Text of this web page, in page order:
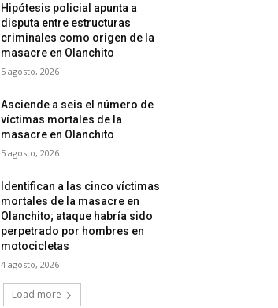
Hipótesis policial apunta a
disputa entre estructuras
criminales como origen de la
masacre en Olanchito
5 agosto, 2026
Asciende a seis el número de
víctimas mortales de la
masacre en Olanchito
5 agosto, 2026
Identifican a las cinco víctimas
mortales de la masacre en
Olanchito; ataque habría sido
perpetrado por hombres en
motocicletas
4 agosto, 2026
Load more